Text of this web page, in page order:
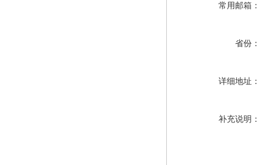
常用邮箱：
省份：
详细地址：
补充说明：